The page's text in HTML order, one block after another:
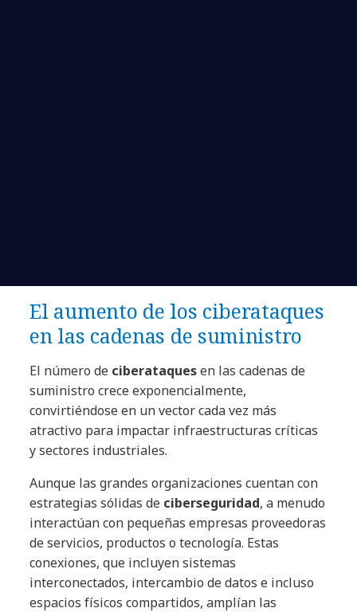
El aumento de los ciberataques
en las cadenas de suministro
El número de ciberataquesen las cadenas de
suministro crece exponencialmente,
convirtiéndose en un vector cada vez más
atractivo para impactar infraestructuras críticas
y sectores industriales.
Aunque las grandes organizaciones cuentan con
estrategias sólidas de ciberseguridad, a menudo
interactúan con pequeñas empresas proveedoras
de servicios, productos o tecnología. Estas
conexiones, que incluyen sistemas
interconectados, intercambio de datos e incluso
espacios físicos compartidos, amplían las